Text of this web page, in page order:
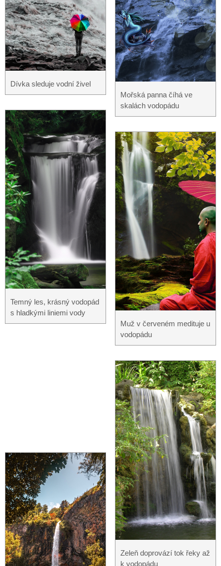
Dívka sleduje vodní živel
Temný les, krásný vodopád
s hladkými liniemi vody
Mořská panna číhá ve
skalách vodopádu
Muž v červeném medituje u
vodopádu
Zeleň doprovází tok řeky až
k vodopádu